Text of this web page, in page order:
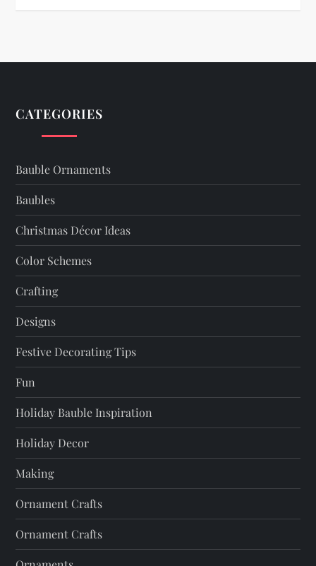
v
g
a
t
i
o
n
CATEGORIES
Bauble Ornaments
Baubles
Christmas Décor Ideas
Color Schemes
Crafting
Designs
Festive Decorating Tips
Fun
Holiday Bauble Inspiration
Holiday Decor
Making
Ornament Crafts
Ornament Crafts